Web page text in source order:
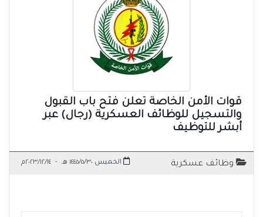
قوات الأمن الخاصة تعلن فتح باب القبول
والتسجيل للوظائف العسكرية (رجال) عبر
أبشر للتوظيف
وظائف عسكرية الخميس ١٤٤٥/٥/٣٠ هـ - ٢٠٢٣/١٢/١٤م